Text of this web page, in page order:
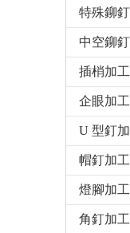
特殊鉚
中空鉚
插梢加
企眼加工
U 型釘
帽釘加工
燈腳加工
角釘加工